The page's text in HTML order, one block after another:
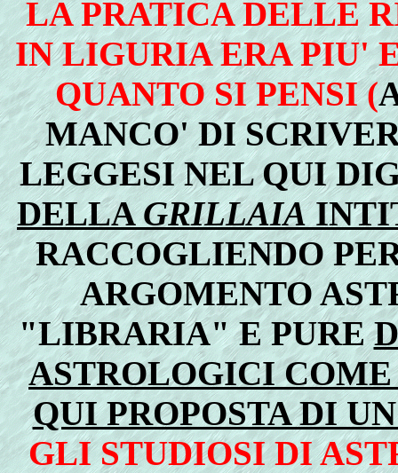
LA PRATICA DELLE
IN LIGURIA ERA PIU'
QUANTO SI PENSI (
MANCO' DI
LEGGESI NEL QUI
DELLAGRILLAIA
RACCOGLIENDO
ARGOMENTO
"LIBRARIA" E PURE
ASTROLOGICI
QUI PROPOSTA DI
GLI STUDIOSI DI